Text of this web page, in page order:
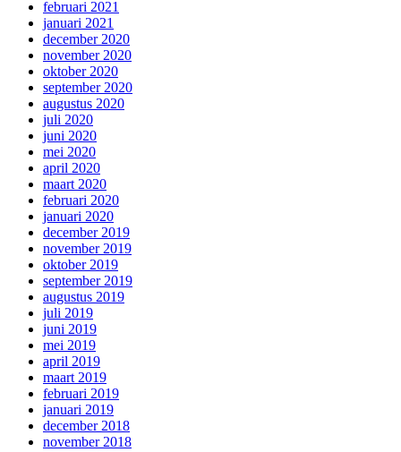
februari 2021
januari 2021
december 2020
november 2020
oktober 2020
september 2020
augustus 2020
juli 2020
juni 2020
mei 2020
april 2020
maart 2020
februari 2020
januari 2020
december 2019
november 2019
oktober 2019
september 2019
augustus 2019
juli 2019
juni 2019
mei 2019
april 2019
maart 2019
februari 2019
januari 2019
december 2018
november 2018